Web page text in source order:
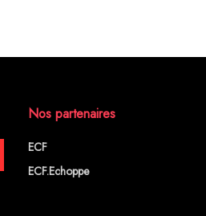
Nos partenaires
ECF
ECF.Echoppe